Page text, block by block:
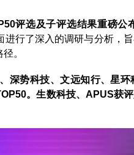
评选及子评选结果重磅公
行了深入的调研与分析，
。
深势科技、文远知行、星
。生数科技、APUS获